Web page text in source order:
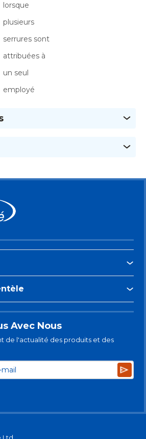
lorsque
plusieurs
serrures sont
attribuées à
un seul
employé
Avec Nous
de l'actualité des produits et des